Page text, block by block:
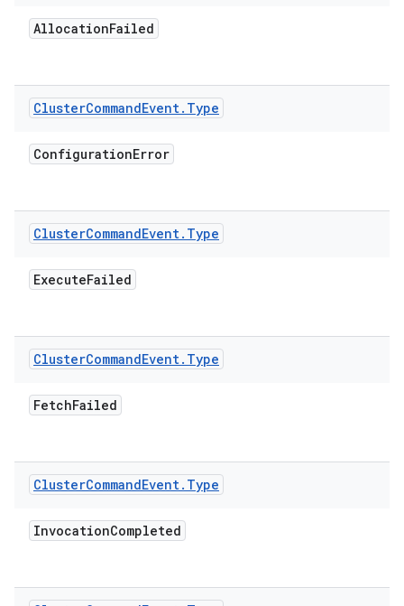
AllocationFailed
ClusterCommandEvent. Type
ConfigurationError
ClusterCommandEvent. Type
ExecuteFailed
ClusterCommandEvent. Type
FetchFailed
ClusterCommandEvent. Type
InvocationCompleted